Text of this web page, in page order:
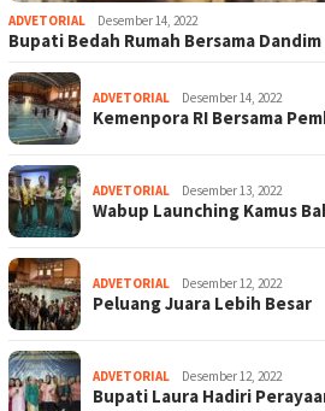
ADVETORIAL Desember 14, 2022
Bupati Bedah Rumah Bersama Dandim
ADVETORIAL Desember 14, 2022
Kemenpora RI Bersama
ADVETORIAL Desember 13, 2022
Wabup Launching Kamus
ADVETORIAL Desember 12, 2022
Peluang Juara Lebih Besar
ADVETORIAL Desember 12, 2022
Bupati Laura Hadiri